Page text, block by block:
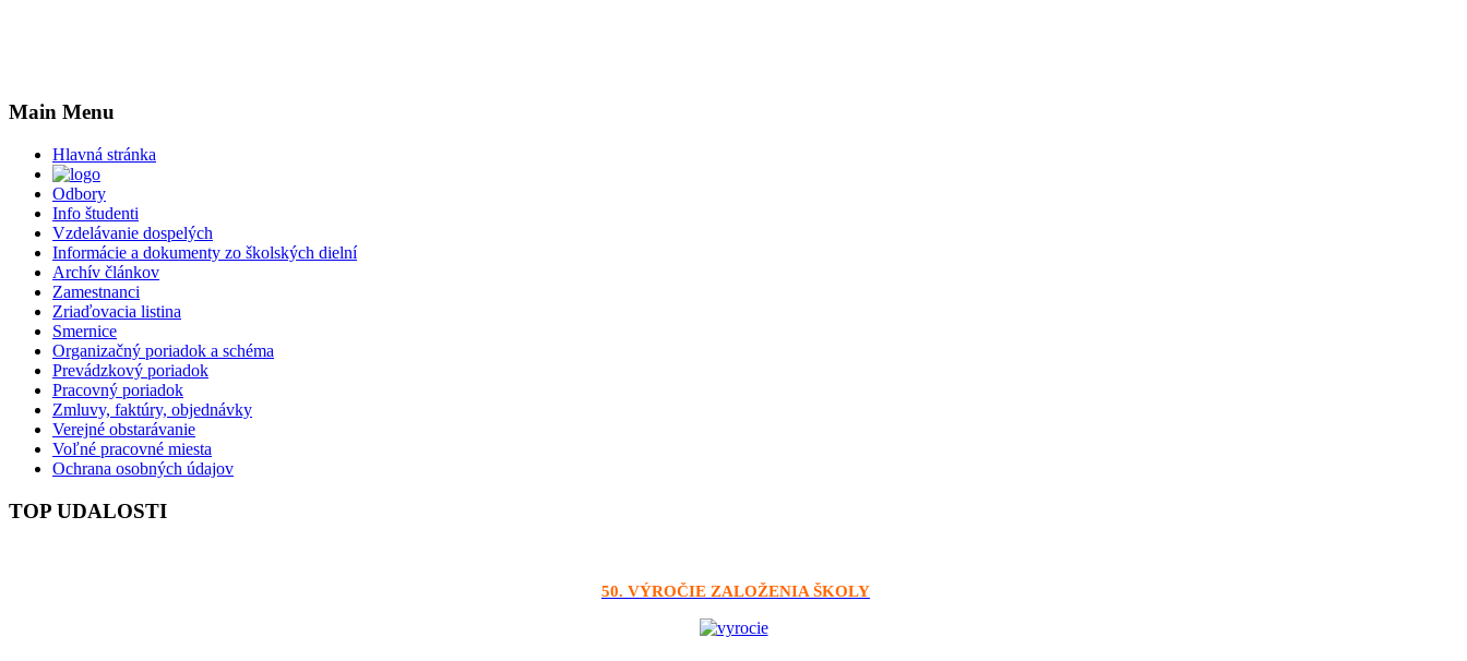
Main Menu
Hlavná stránka
Odbory
Info študenti
Vzdelávanie dospelých
Informácie a dokumenty zo školských dielní
Archív článkov
Zamestnanci
Zriaďovacia listina
Smernice
Organizačný poriadok a schéma
Prevádzkový poriadok
Pracovný poriadok
Zmluvy, faktúry, objednávky
Verejné obstarávanie
Voľné pracovné miesta
Ochrana osobných údajov
TOP UDALOSTI
50. VÝROČIE ZALOŽENIA ŠKOLY